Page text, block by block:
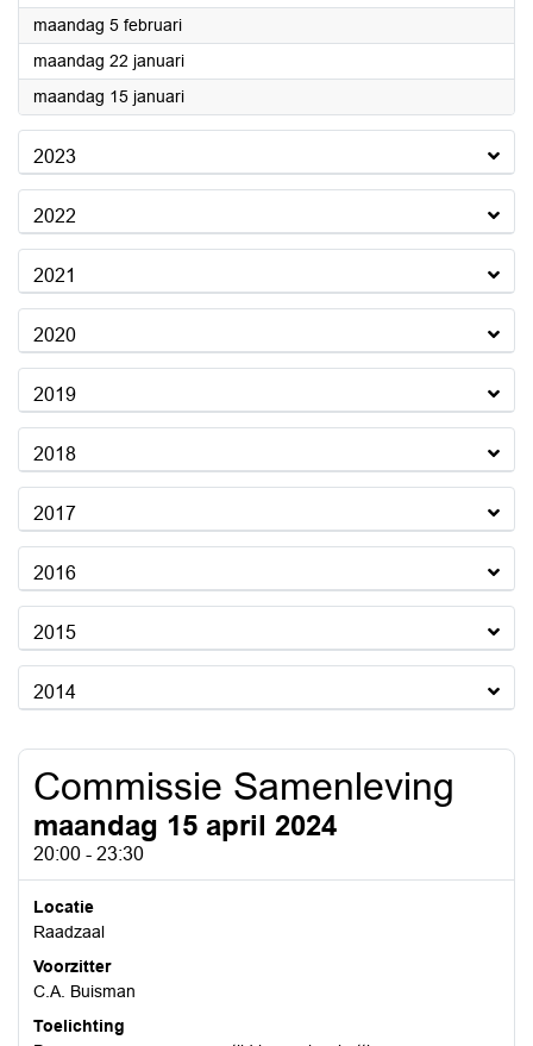
maandag 5 februari2024
maandag 22 januari2024
maandag 15 januari2024
2023
2022
2021
2020
2019
2018
2017
2016
2015
2014
Commissie Samenleving
maandag 15 april 2024
20:00 - 23:30
Locatie
Raadzaal
Voorzitter
C.A. Buisman
Toelichting